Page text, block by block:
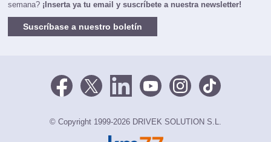
¿Quieres estar al día de todo lo que hemos publicado durante la
Suscríbase a nuestro boletín